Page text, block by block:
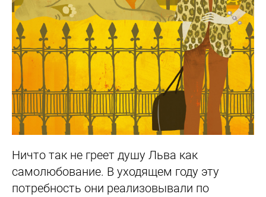
Ничто так не греет душу Льва как
самолюбование. В уходящем году эту
потребность они реализовывали по